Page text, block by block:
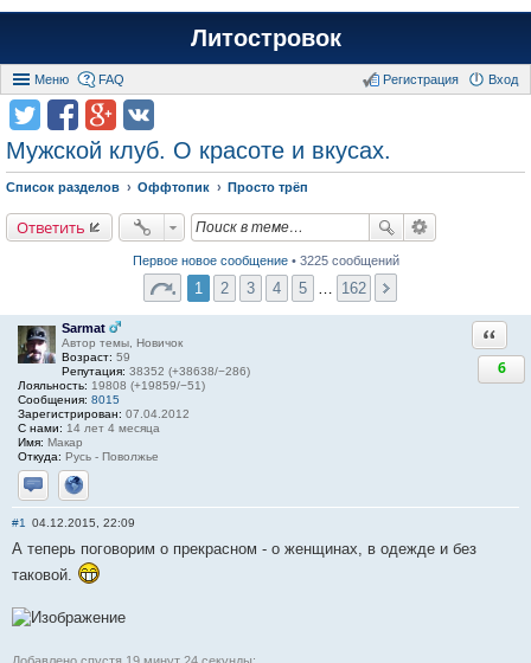
Литостровок
Меню FAQ Вход
Регистрация
Мужской клуб. О красоте и вкусах.
Список разделов Оффтопик Просто трёп
Ответить
Первое новое сообщение• 3225 сообщений
1 2 3 4 5 162
Sarmat
Автор темы, Новичок
Возраст: 59
Репутация: 38352 (+38638/−286)
Лояльность: 19808 (+19859/−51)
Сообщения: 8015
Зарегистрирован: 07.04.2012
С нами: 14 лет 4 месяца
Имя: Макар
Откуда: Русь - Поволжье
Отправить личное сообщение
Сайт
6
#1 04.12.2015, 22:09
А теперь поговорим о прекрасном - о женщинах, в одежде и без
таковой.